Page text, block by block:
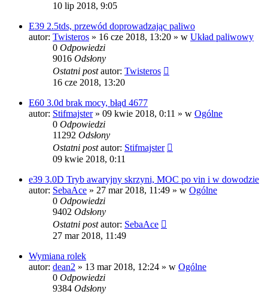
10 lip 2018, 9:05
E39 2.5tds, przewód doprowadzając paliwo
autor: Twisteros » 16 cze 2018, 13:20 » w Układ paliwowy
0 Odpowiedzi
9016 Odsłony
Ostatni postautor: Twisteros
16 cze 2018, 13:20
E60 3.0d brak mocy, błąd 4677
autor: Stifmajster» 09 kwie 2018, 0:11 » w Ogólne
0 Odpowiedzi
11292 Odsłony
Ostatni postautor: Stifmajster
09 kwie 2018, 0:11
e39 3.0D Tryb awaryjny skrzyni, MOC po vin i w dowodzie
autor: SebaAce » 27 mar 2018, 11:49 » w Ogólne
0 Odpowiedzi
9402 Odsłony
Ostatni postautor: SebaAce
27 mar 2018, 11:49
Wymiana rolek
autor: dean2 » 13 mar 2018, 12:24 » w Ogólne
0 Odpowiedzi
9384 Odsłony